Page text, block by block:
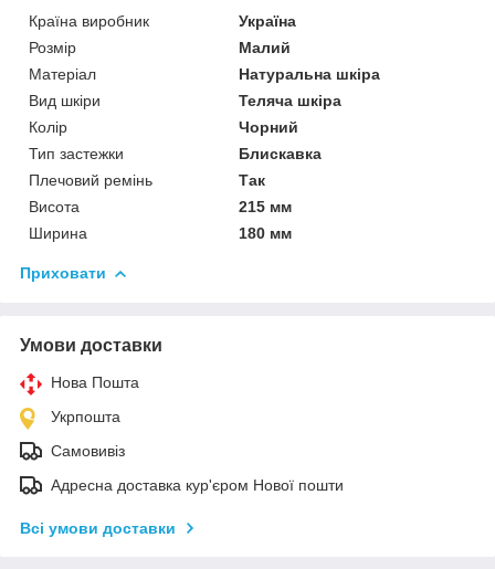
Країна виробник
Україна
Розмір
Малий
Матеріал
Натуральна шкіра
Вид шкіри
Теляча шкіра
Колір
Чорний
Тип застежки
Блискавка
Плечовий ремінь
Так
Висота
215 мм
Ширина
180 мм
Приховати
Умови доставки
Нова Пошта
Укрпошта
Самовивіз
Адресна доставка кур'єром Нової пошти
Всі умови доставки